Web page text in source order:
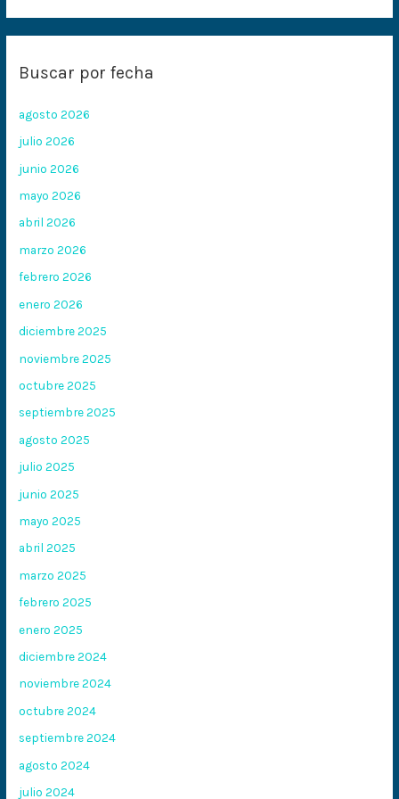
Buscar por fecha
agosto 2026
julio 2026
junio 2026
mayo 2026
abril 2026
marzo 2026
febrero 2026
enero 2026
diciembre 2025
noviembre 2025
octubre 2025
septiembre 2025
agosto 2025
julio 2025
junio 2025
mayo 2025
abril 2025
marzo 2025
febrero 2025
enero 2025
diciembre 2024
noviembre 2024
octubre 2024
septiembre 2024
agosto 2024
julio 2024